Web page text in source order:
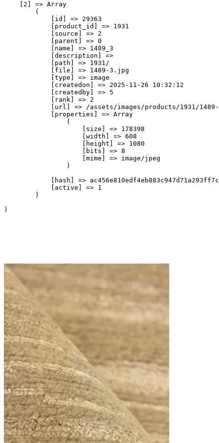
    [2] => Array
        (
            [id] => 29363
            [product_id] => 1931
            [source] => 2
            [parent] => 0
            [name] => 1489_3
            [description] =>
            [path] => 1931/
            [file] => 1489-3.jpg
            [type] => image
            [createdon] => 2025-11-26 10:32:12
            [createdby] => 5
            [rank] => 2
[url] => /assets/images/products/1931/
            [properties] => Array
                (
                    [size] => 178398
                    [width] => 608
                    [height] => 1080
                    [bits] => 8
                    [mime] => image/jpeg
                )
[hash] =>
            [active] => 1
        )